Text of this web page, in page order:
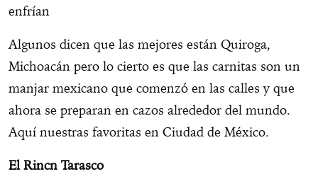
enfrían
Algunos dicen que las mejores están Quiroga,
Michoacán pero lo cierto es que las carnitas son un
manjar mexicano que comenzó en las calles y que
ahora se preparan en cazos alrededor del mundo.
Aquí nuestras favoritas en Ciudad de México.
El Rincn Tarasco